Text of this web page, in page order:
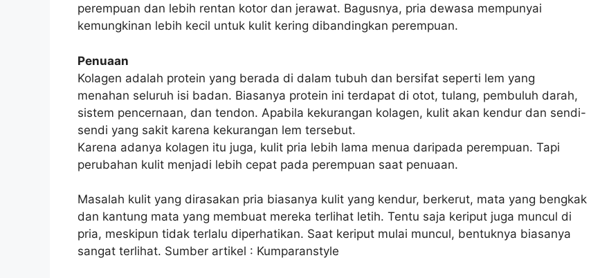
perempuan dan lebih rentan kotor dan jerawat. Bagusnya, pria dewasa mempunyai
kemungkinan lebih kecil untuk kulit kering dibandingkan perempuan.
Penuaan
Kolagen adalah protein yang berada di dalam tubuh dan bersifat seperti lem yang
menahan seluruh isi badan. Biasanya protein ini terdapat di otot, tulang, pembuluh darah,
sistem pencernaan, dan tendon. Apabila kekurangan kolagen, kulit akan kendur dan sendi-
sendi yang sakit karena kekurangan lem tersebut.
Karena adanya kolagen itu juga, kulit pria lebih lama menua daripada perempuan. Tapi
perubahan kulit menjadi lebih cepat pada perempuan saat penuaan.
Masalah kulit yang dirasakan pria biasanya kulit yang kendur, berkerut, mata yang bengkak
dan kantung mata yang membuat mereka terlihat letih. Tentu saja keriput juga muncul di
pria, meskipun tidak terlalu diperhatikan. Saat keriput mulai muncul, bentuknya biasanya
sangat terlihat. Sumber artikel : Kumparanstyle